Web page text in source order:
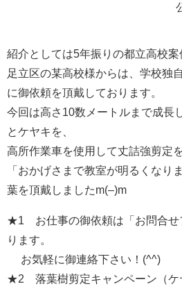
紹介としては5年振りの都立高校案
足立区の某高校様からは、学校独
に御依頼を頂戴しております。
今回は高さ10数メートルまで成長
とケヤキを、
高所作業車を使用して丈詰強剪定
「おかげさまで教室が明るくなり
葉を頂戴しましたm(–)m
★1 お仕事の御依頼は「お問合せ
ります。
お気軽に御連絡下さい！(^^)
★2 落葉樹剪定キャンペーン（ケ